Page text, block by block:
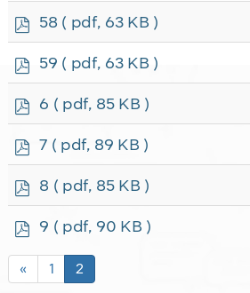
p58 ( pdf, 63 KB )
p59 ( pdf, 63 KB )
p6 ( pdf, 85 KB )
p
7 ( pdf, 89 KB )
p8 ( pdf, 85 KB )
p
f
9 ( pdf, 90 KB )
« 1 2